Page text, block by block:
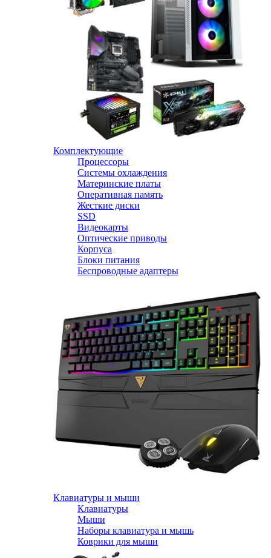
Комплектующие
Процессоры
Системы охлаждения
Материнские платы
Оперативная память
Жесткие диски
SSD
Видеокарты
Оптические приводы
Корпуса
Блоки питания
Беспроводные адаптеры
Клавиатуры и мыши
Клавиатуры
Мыши
Наборы клавиатура и мышь
Коврики для мыши